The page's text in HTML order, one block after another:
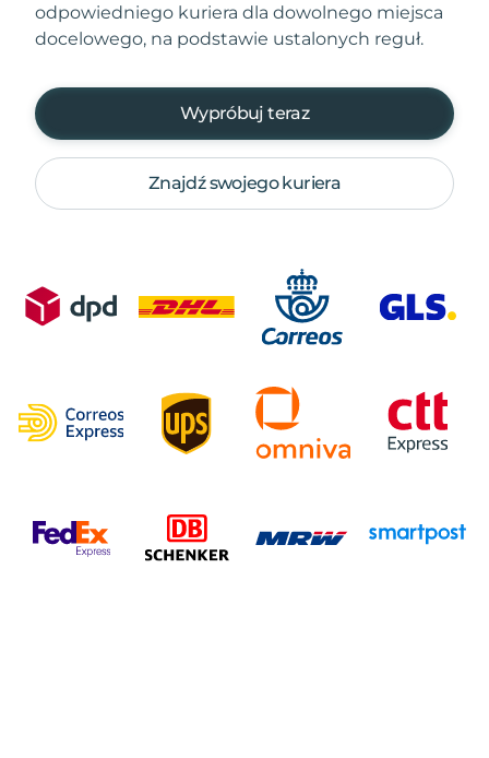
odpowiedniego kuriera dla dowolnego miejsca
docelowego, na podstawie ustalonych reguł.
Wypróbuj teraz
Znajdź swojego kuriera